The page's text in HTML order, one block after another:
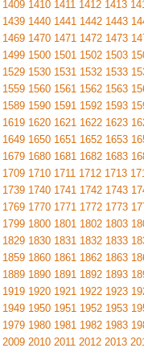
1409 1410 1411 1412 1413
1439 1440 1441 1442 1443
1469 1470 1471 1472 1473
1499 1500 1501 1502 1503
1529 1530 1531 1532 1533
1559 1560 1561 1562 1563
1589 1590 1591 1592 1593
1619 1620 1621 1622 1623
1649 1650 1651 1652 1653
1679 1680 1681 1682 1683
1709 1710 1711 1712 1713
1739 1740 1741 1742 1743
1769 1770 1771 1772 1773
1799 1800 1801 1802 1803
1829 1830 1831 1832 1833
1859 1860 1861 1862 1863
1889 1890 1891 1892 1893
1919 1920 1921 1922 1923
1949 1950 1951 1952 1953
1979 1980 1981 1982 1983
2009 2010 2011 2012 2013